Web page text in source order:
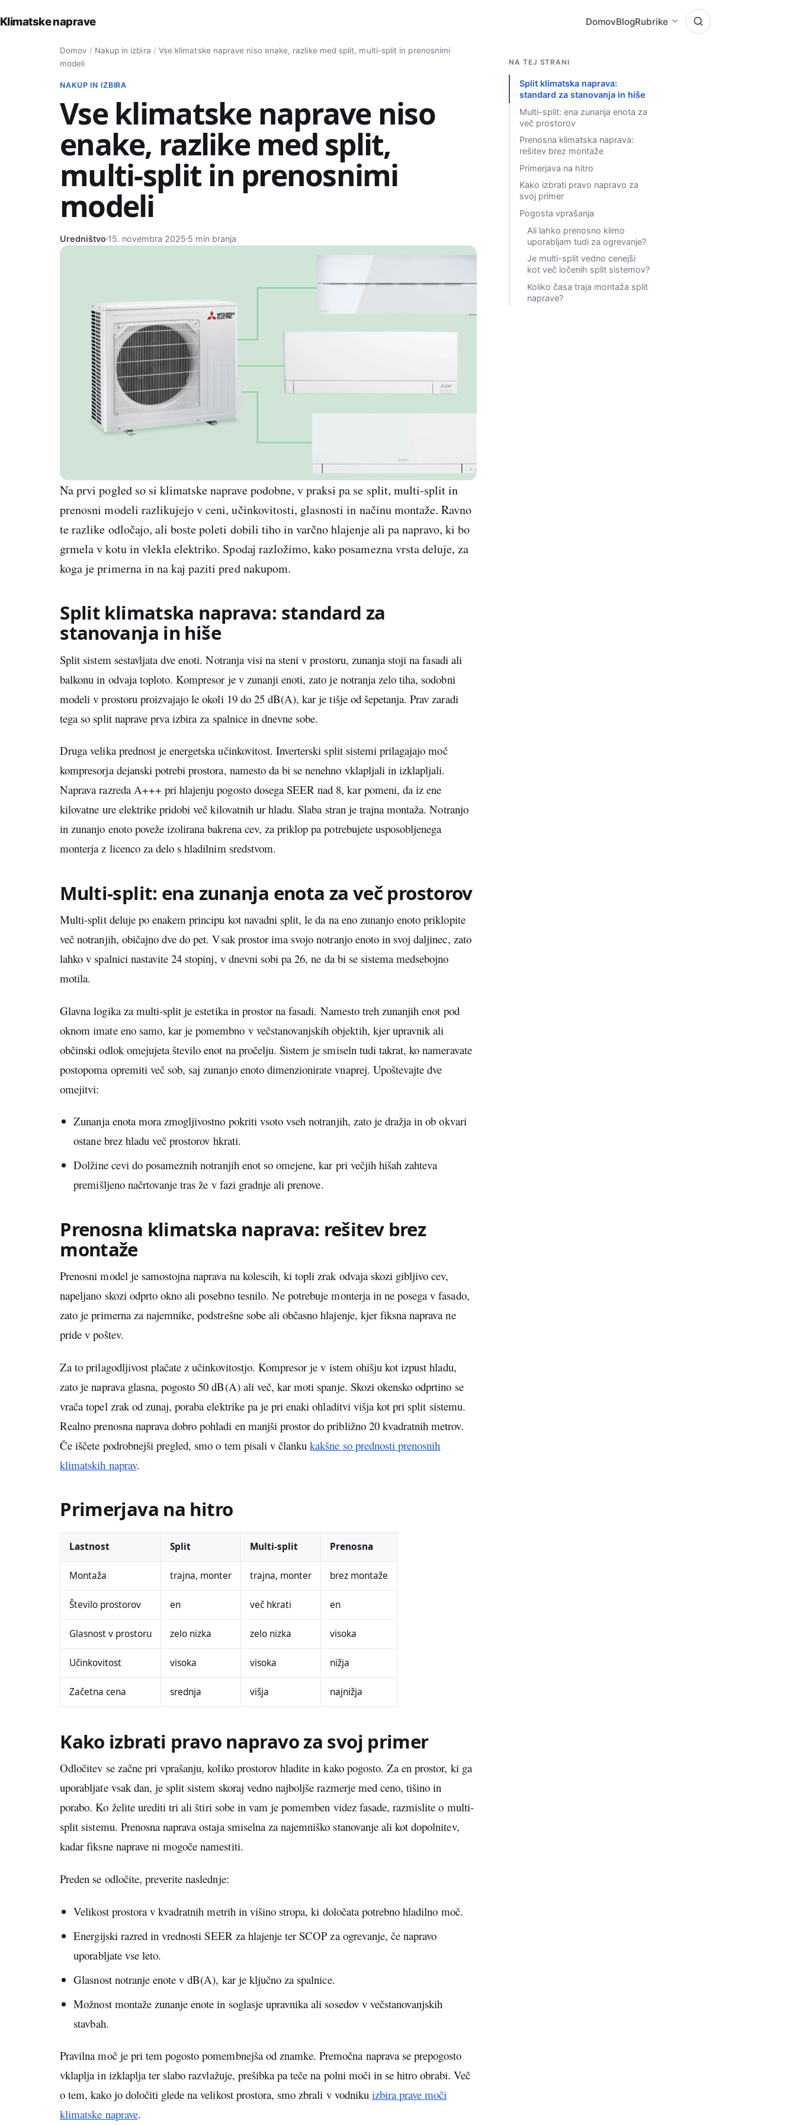
Klimatske naprave DomovBlogRubrike
Iskanje po strani
Domov / Nakup in izbira / Vse klimatske naprave niso enake, razlike med split, multi-split in prenosnimi
modeli
NAKUP IN IZBIRA
Vse klimatske naprave niso
enake, razlike med split,
multi-split in prenosnimi
modeli
Uredništvo 15. novembra 2025 5 min branja
Na prvi pogled so si klimatske naprave podobne, v praksi pa se split, multi-split in
prenosni modeli razlikujejo v ceni, učinkovitosti, glasnosti in načinu montaže. Ravno
te razlike odločajo, ali boste poleti dobili tiho in varčno hlajenje ali pa napravo, ki bo
grmela v kotu in vlekla elektriko. Spodaj razložimo, kako posamezna vrsta deluje, za
koga je primerna in na kaj paziti pred nakupom.
Split klimatska naprava: standard za
stanovanja in hiše
Split sistem sestavljata dve enoti. Notranja visi na steni v prostoru, zunanja stoji na fasadi ali
balkonu in odvaja toploto. Kompresor je v zunanji enoti, zato je notranja zelo tiha, sodobni
modeli v prostoru proizvajajo le okoli 19 do 25 dB(A), kar je tišje od šepetanja. Prav zaradi
tega so split naprave prva izbira za spalnice in dnevne sobe.
Druga velika prednost je energetska učinkovitost. Inverterski split sistemi prilagajajo moč
kompresorja dejanski potrebi prostora, namesto da bi se nenehno vklapljali in izklapljali.
Naprava razreda A+++ pri hlajenju pogosto dosega SEER nad 8, kar pomeni, da iz ene
kilovatne ure elektrike pridobi več kilovatnih ur hladu. Slaba stran je trajna montaža. Notranjo
in zunanjo enoto poveže izolirana bakrena cev, za priklop pa potrebujete usposobljenega
monterja z licenco za delo s hladilnim sredstvom.
Multi-split: ena zunanja enota za več prostorov
Multi-split deluje po enakem principu kot navadni split, le da na eno zunanjo enoto priklopite
več notranjih, običajno dve do pet. Vsak prostor ima svojo notranjo enoto in svoj daljinec, zato
lahko v spalnici nastavite 24 stopinj, v dnevni sobi pa 26, ne da bi se sistema medsebojno
motila.
Glavna logika za multi-split je estetika in prostor na fasadi. Namesto treh zunanjih enot pod
oknom imate eno samo, kar je pomembno v večstanovanjskih objektih, kjer upravnik ali
občinski odlok omejujeta število enot na pročelju. Sistem je smiseln tudi takrat, ko nameravate
postopoma opremiti več sob, saj zunanjo enoto dimenzionirate vnaprej. Upoštevajte dve
omejitvi:
Zunanja enota mora zmogljivostno pokriti vsoto vseh notranjih, zato je dražja in ob okvari
ostane brez hladu več prostorov hkrati.
Dolžine cevi do posameznih notranjih enot so omejene, kar pri večjih hišah zahteva
premišljeno načrtovanje tras že v fazi gradnje ali prenove.
Prenosna klimatska naprava: rešitev brez
montaže
Prenosni model je samostojna naprava na kolescih, ki topli zrak odvaja skozi gibljivo cev,
napeljano skozi odprto okno ali posebno tesnilo. Ne potrebuje monterja in ne posega v fasado,
zato je primerna za najemnike, podstrešne sobe ali občasno hlajenje, kjer fiksna naprava ne
pride v poštev.
Za to prilagodljivost plačate z učinkovitostjo. Kompresor je v istem ohišju kot izpust hladu,
zato je naprava glasna, pogosto 50 dB(A) ali več, kar moti spanje. Skozi okensko odprtino se
vrača topel zrak od zunaj, poraba elektrike pa je pri enaki ohladitvi višja kot pri split sistemu.
Realno prenosna naprava dobro pohladi en manjši prostor do približno 20 kvadratnih metrov.
Če iščete podrobnejši pregled, smo o tem pisali v člankukakšne so prednosti prenosnih
klimatskih naprav.
Primerjava na hitro
Lastnost Split Multi-split Prenosna
Montaža trajna, monter trajna, monter brez montaže
Število prostorov en več hkrati en
Glasnost v prostoru zelo nizka zelo nizka visoka
Učinkovitost visoka visoka nižja
Začetna cena srednja višja najnižja
Kako izbrati pravo napravo za svoj primer
Odločitev se začne pri vprašanju, koliko prostorov hladite in kako pogosto. Za en prostor, ki ga
uporabljate vsak dan, je split sistem skoraj vedno najboljše razmerje med ceno, tišino in
porabo. Ko želite urediti tri ali štiri sobe in vam je pomemben videz fasade, razmislite o multi-
split sistemu. Prenosna naprava ostaja smiselna za najemniško stanovanje ali kot dopolnitev,
kadar fiksne naprave ni mogoče namestiti.
Preden se odločite, preverite naslednje:
Velikost prostora v kvadratnih metrih in višino stropa, ki določata potrebno hladilno moč.
Energijski razred in vrednosti SEER za hlajenje ter SCOP za ogrevanje, če napravo
uporabljate vse leto.
Glasnost notranje enote v dB(A), kar je ključno za spalnice.
Možnost montaže zunanje enote in soglasje upravnika ali sosedov v večstanovanjskih
stavbah.
Pravilna moč je pri tem pogosto pomembnejša od znamke. Premočna naprava se prepogosto
vklaplja in izklaplja ter slabo razvlažuje, prešibka pa teče na polni moči in se hitro obrabi. Več
o tem, kako jo določiti glede na velikost prostora, smo zbrali v vodniku izbira prave moči
klimatske naprave.
NA TEJ STRANI
Split klimatska naprava:
standard za stanovanja in hiše
Multi-split: ena zunanja enota za
več prostorov
Prenosna klimatska naprava:
rešitev brez montaže
Primerjava na hitro
Kako izbrati pravo napravo za
svoj primer
Pogosta vprašanja
Ali lahko prenosno klimo
uporabljam tudi za ogrevanje?
Je multi-split vedno cenejši
kot več ločenih split sistemov?
Koliko časa traja montaža split
naprave?